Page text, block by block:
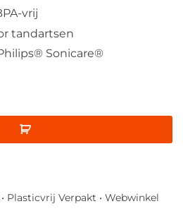
vrij
tandartsen
Sonicare®
Plasticvrij Verpakt • Webwinkel